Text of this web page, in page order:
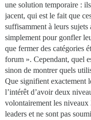
une solution temporaire :
jacent, qui est le fait que
suffisamment à leurs
simplement pour gonfler
que fermer des catégories
forum ». Cependant, quel
sinon de montrer quels
Que signifient exactement
l’intérêt d’avoir deux
volontairement les niveaux
leaders et ne sont pas